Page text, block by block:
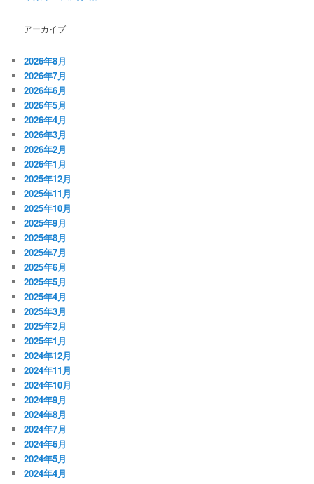
アーカイブ
2026年8月
2026年7月
2026年6月
2026年5月
2026年4月
2026年3月
2026年2月
2026年1月
2025年12月
2025年11月
2025年10月
2025年9月
2025年8月
2025年7月
2025年6月
2025年5月
2025年4月
2025年3月
2025年2月
2025年1月
2024年12月
2024年11月
2024年10月
2024年9月
2024年8月
2024年7月
2024年6月
2024年5月
2024年4月